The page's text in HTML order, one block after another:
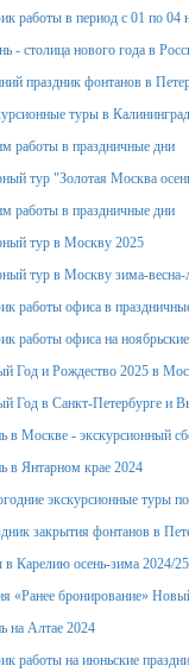
работы в период с 01 по 04
- столица нового года в
праздник фонтанов в
туры в
работы в праздничные дни
тур "Золотая Москва
работы в праздничные дни
тур в Москву 2025
тур в Москву зима-весна-
работы офиса в
работы офиса на
Год и Рождество 2025 в
Год в Санкт-Петербурге и
в Москве - экскурсионный
в Янтарном крае 2024
экскурсионные туры
закрытия фонтанов в
в Карелию осень-зима 2024/25
«Ранее бронирование»
на Алтае 2024
работы на июньские